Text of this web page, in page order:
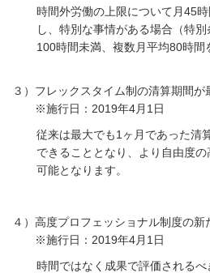
時間外労働の上限について月45
し、特別な事情がある場合（特
100時間未満、複数月平均80時間
３）フレックスタイム制の清算期間が
※施行日：2019年4月1日
従来は最大でも1ヶ月であった清
できることとなり、より自由度
可能となります。
４）高度プロフェッショナル制度の新
※施行日：2019年4月1日
時間ではなく成果で評価される